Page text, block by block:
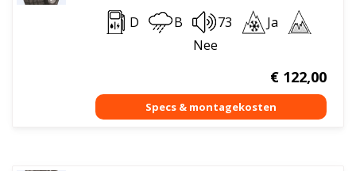
D B 73
Ja
Nee
€122,00